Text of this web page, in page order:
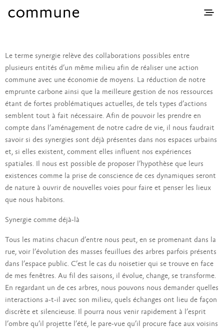
Le terme synergie relève des collaborations possibles entre
plusieurs entités d’un même milieu afin de réaliser une action
commune avec une économie de moyens. La réduction de notre
emprunte carbone ainsi que la meilleure gestion de nos ressources
étant de fortes problématiques actuelles, de tels types d’actions
semblent tout à fait nécessaire. Afin de pouvoir les prendre en
compte dans l’aménagement de notre cadre de vie, il nous faudrait
savoir si des synergies sont déjà présentes dans nos espaces urbains
et, si elles existent, comment elles influent nos expériences
spatiales. Il nous est possible de proposer l’hypothèse que leurs
existences comme la prise de conscience de ces dynamiques seront
de nature à ouvrir de nouvelles voies pour faire et penser les lieux
que nous habitons.
Synergie comme déjà-là
Tous les matins chacun d’entre nous peut, en se promenant dans la
rue, voir l’évolution des masses feuillues des arbres parfois présents
dans l’espace public. C’est le cas du noisetier qui se trouve en face
de mes fenêtres. Au fil des saisons, il évolue, change, se transforme.
En regardant un de ces arbres, nous pouvons nous demander quelles
interactions a-t-il avec son milieu, quels échanges ont lieu de façon
discrète et silencieuse. Il pourra nous venir rapidement à l’esprit
l’ombre qu’il projette l’été, le pare-vue qu’il procure face aux voisins